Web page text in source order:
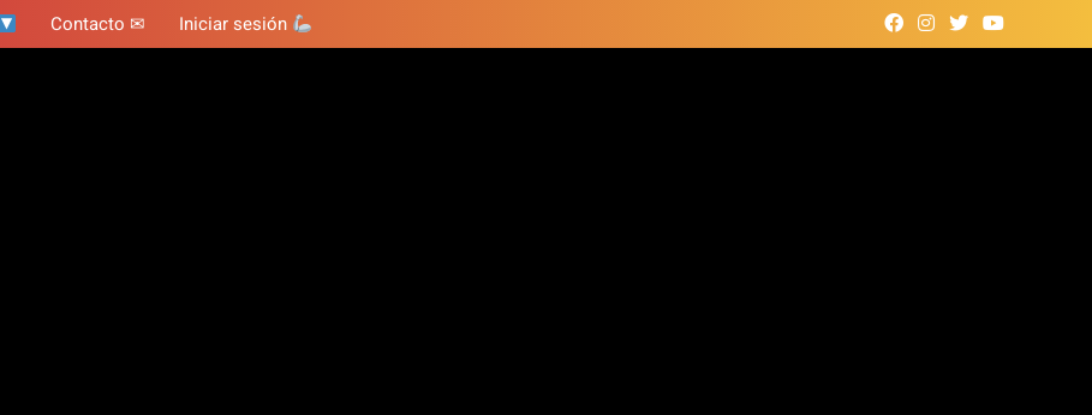
Contacto ✉ Iniciar sesión